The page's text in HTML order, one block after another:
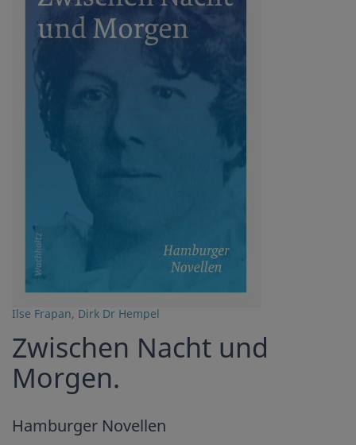
Ilse Frapan, Dirk Dr Hempel
Zwischen Nacht und
Morgen.
Hamburger Novellen